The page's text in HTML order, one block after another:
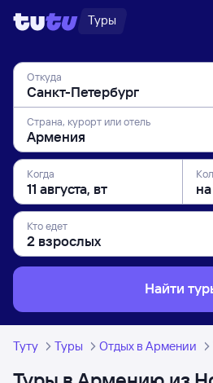
Туры
Откуда
Страна, курорт или отель
Когда
Кто едет
Найти
Туту Туры Отдых в Армении